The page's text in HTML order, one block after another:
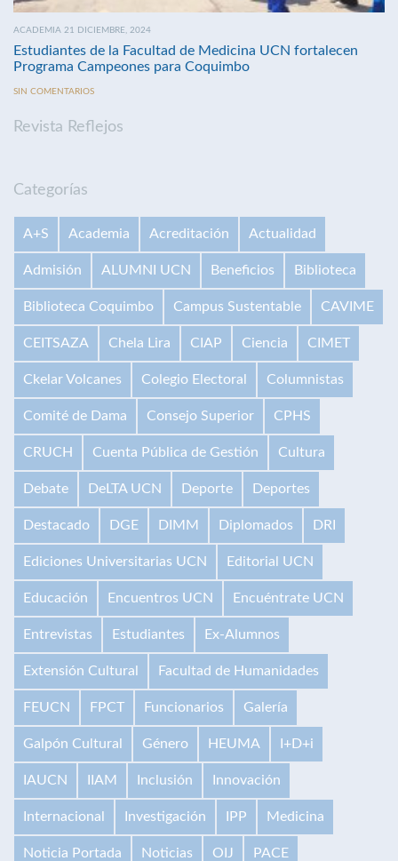
ACADEMIA 21 DICIEMBRE, 2024
Estudiantes de la Facultad de Medicina UCN fortalecen
Programa Campeones para Coquimbo
SIN COMENTARIOS
Revista Reflejos
Categorías
A+S Academia Acreditación Actualidad
Admisión ALUMNI UCN Beneficios Biblioteca
Biblioteca Coquimbo Campus Sustentable CAVIME
CEITSAZA Chela Lira CIAP Ciencia CIMET
Ckelar Volcanes Colegio Electoral Columnistas
Comité de Dama Consejo Superior CPHS
CRUCH Cuenta Pública de Gestión Cultura
Debate DeLTA UCN Deporte Deportes
Destacado DGE DIMM Diplomados DRI
Ediciones Universitarias UCN Editorial UCN
Educación Encuentros UCN Encuéntrate UCN
Entrevistas Estudiantes Ex-Alumnos
Extensión Cultural Facultad de Humanidades
FEUCN FPCT Funcionarios Galería
Galpón Cultural Género HEUMA I+D+i
IAUCN IIAM Inclusión Innovación
Internacional Investigación IPP Medicina
Noticia Portada Noticias OIJ PACE